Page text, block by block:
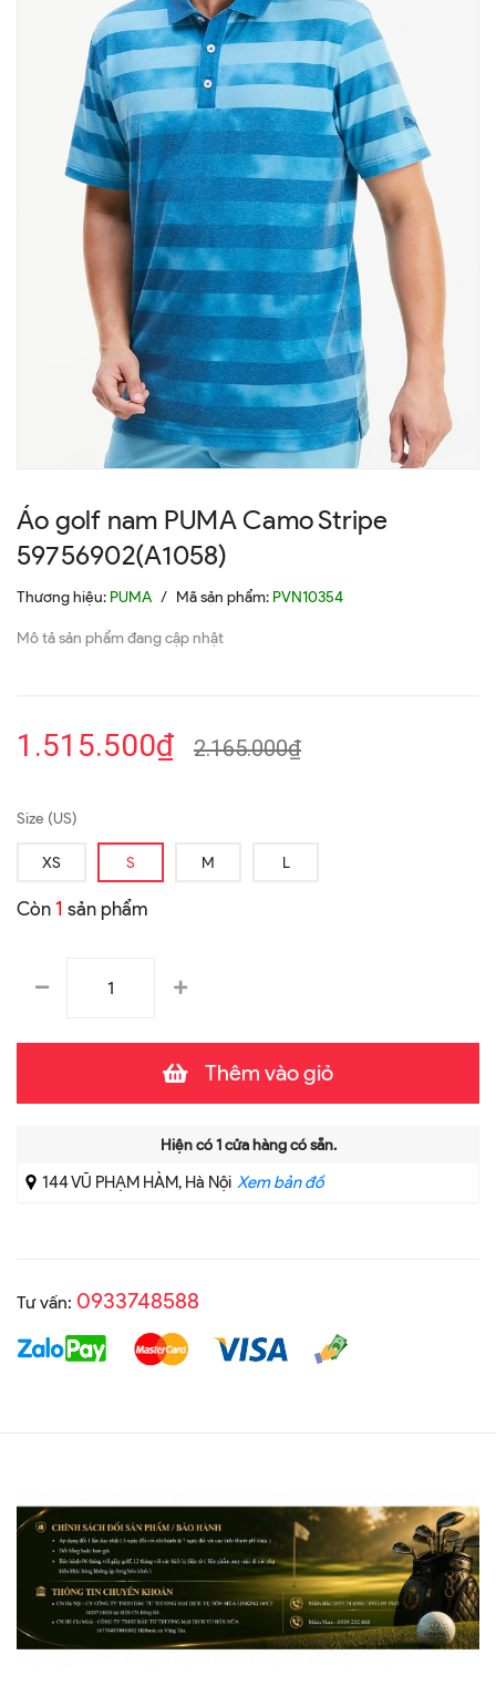
Áo golf nam PUMA Camo Stripe
59756902(A1058)
Thương hiệu: PUMA / Mã sản phẩm: PVN10354
Mô tả sản phẩm đang cập nhật
1.515.500₫ 2.165.000₫
Size (US)
XS S M L
Còn 1 sản phẩm
Thêm vào giỏ
Hiện có1cửa hàng có sẵn.
144 VŨ PHẠM HÀM, Hà Nội Xem bản đồ
Tư vấn: 0933748588